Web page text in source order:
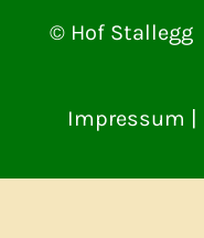
© Hof Stallegg
Impressum